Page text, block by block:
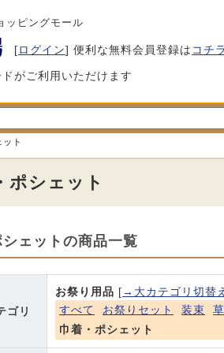
ッピングモール
[ログイン] 便利な無料会員登録は コチラ
がご利用いただけます
ト
ポシェット
ェットの商品一覧
ゴリ
お祭り用品 [→大カテゴリ切替え
すべて
お祭りセット 装束
巾着・ポシェット